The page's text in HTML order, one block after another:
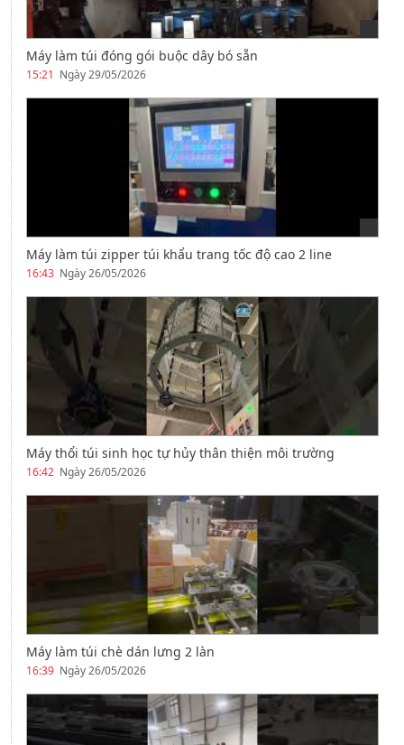
Máy làm túi đóng gói buộc dây bó sẵn
15:21 Ngày 29/05/2026
Máy làm túi zipper túi khẩu trang tốc độ cao 2 line
16:43 Ngày 26/05/2026
Máy thổi túi sinh học tự hủy thân thiện môi trường
16:42 Ngày 26/05/2026
Máy làm túi chè dán lưng 2 làn
16:39 Ngày 26/05/2026